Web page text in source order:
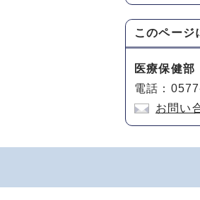
このページ
医療保健
電話：
お問い